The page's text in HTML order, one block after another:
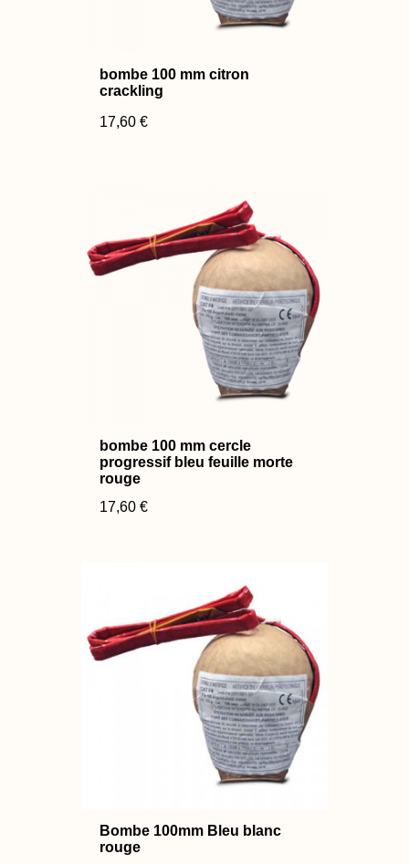
bombe 100 mm citron
crackling
17,60 €
bombe 100 mm cercle
progressif bleu feuille morte
rouge
17,60 €
Bombe 100mm Bleu blanc
rouge